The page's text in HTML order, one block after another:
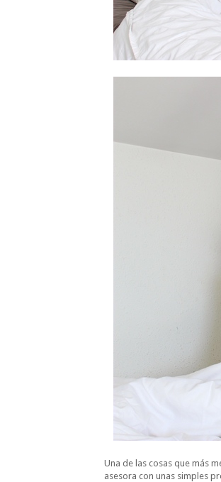
Una de las cosas que más
asesora con unas simples